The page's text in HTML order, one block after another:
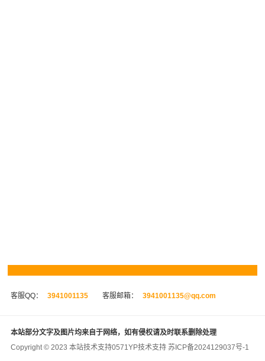
客服QQ： 3941001135 客服邮箱： 3941001135@qq.com
本站部分文字及图片均来自于网络，如有侵权请及时联系删除处理
Copyright © 2023 本站技术支持0571YP技术支持 苏ICP备2024129037号-1